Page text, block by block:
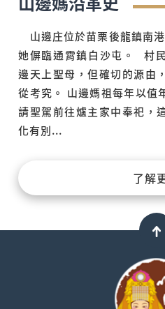
山邊庄位於苗栗後龍鎮南
她偋臨通霄鎮白沙屯。 村
邊天上聖母，但確切的源由
從考究。 山邊媽祖每年以值
請聖駕前往爐主家中奉祀，
化有別...
了解